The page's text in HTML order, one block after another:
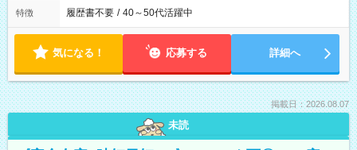
特徴 履歴書不要 / 40～50代活躍中
気になる！ 応募する 詳細へ
掲載日：2026.08.07
未読